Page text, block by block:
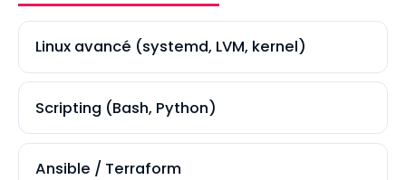
Linux avancé (systemd, LVM, kernel)
Scripting (Bash, Python)
Ansible / Terraform